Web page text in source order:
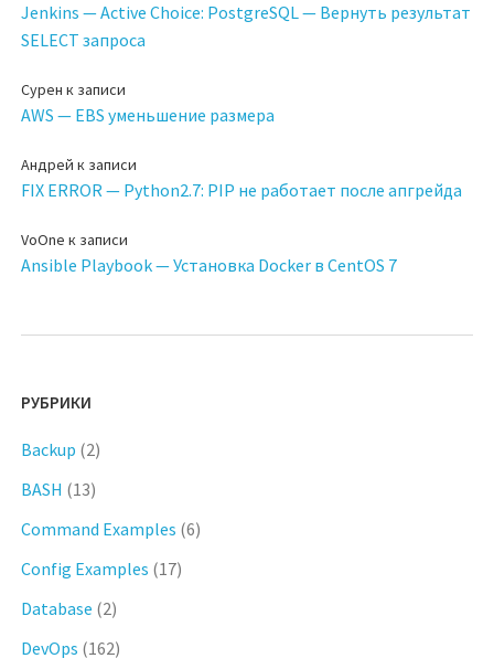
Jenkins — Active Choice: PostgreSQL — Вернуть результат
SELECT запроса
Сурен к записи
AWS — EBS уменьшение размера
Андрей к записи
FIX ERROR — Python2.7: PIP не работает после апгрейда
VoOne к записи
Ansible Playbook — Установка Docker в CentOS 7
РУБРИКИ
Backup (2)
BASH (13)
Command Examples (6)
Config Examples (17)
Database (2)
DevOps (162)